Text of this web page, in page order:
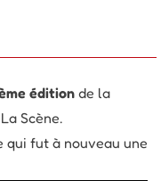
éditionde la
Scène.
qui fut à nouveau une